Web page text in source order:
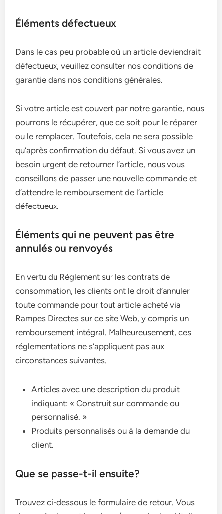
Éléments défectueux
Dans le cas peu probable où un article deviendrait
défectueux, veuillez consulter nos conditions de
garantie dans nos conditions générales.
Si votre article est couvert par notre garantie, nous
pourrons le récupérer, que ce soit pour le réparer
ou le remplacer. Toutefois, cela ne sera possible
qu’après confirmation du défaut. Si vous avez un
besoin urgent de retourner l’article, nous vous
conseillons de passer une nouvelle commande et
d’attendre le remboursement de l’article
défectueux.
Éléments qui ne peuvent pas être
annulés ou renvoyés
En vertu du Règlement sur les contrats de
consommation, les clients ont le droit d’annuler
toute commande pour tout article acheté via
Rampes Directes sur ce site Web, y compris un
remboursement intégral. Malheureusement, ces
réglementations ne s’appliquent pas aux
circonstances suivantes.
Articles avec une description du produit
indiquant: « Construit sur commande ou
personnalisé. »
Produits personnalisés ou à la demande du
client.
Que se passe-t-il ensuite?
Trouvez ci-dessous le formulaire de retour. Vous